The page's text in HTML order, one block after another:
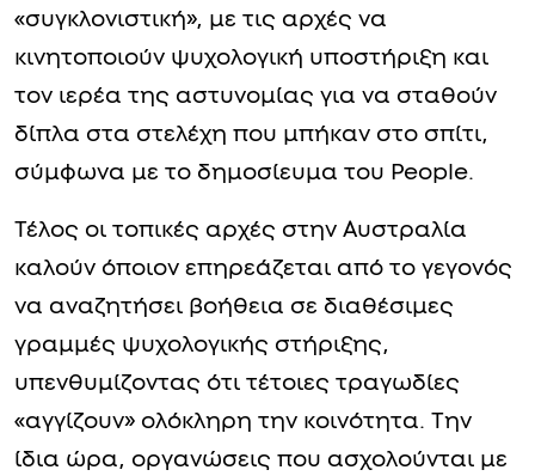
«συγκλονιστική», με τις αρχές να
κινητοποιούν ψυχολογική υποστήριξη και
τον ιερέα της αστυνομίας για να σταθούν
δίπλα στα στελέχη που μπήκαν στο σπίτι,
σύμφωνα με το δημοσίευμα του People.
Τέλος οι τοπικές αρχές στην Αυστραλία
καλούν όποιον επηρεάζεται από το γεγονός
να αναζητήσει βοήθεια σε διαθέσιμες
γραμμές ψυχολογικής στήριξης,
υπενθυμίζοντας ότι τέτοιες τραγωδίες
«αγγίζουν» ολόκληρη την κοινότητα. Την
ίδια ώρα, οργανώσεις που ασχολούνται με